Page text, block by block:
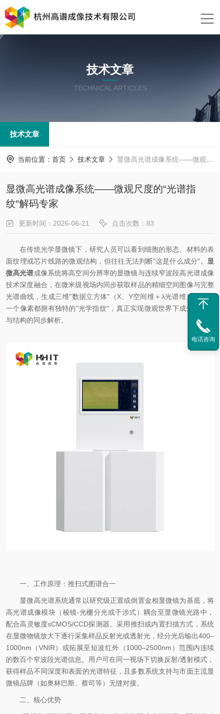
技术文章
TECHNICAL ARTICLES
技术文章
当前位置： 首页 技术文章 显微高光谱成像系统——微观尺度的“光谱指纹“解码专家
显微高光谱成像系统——微观尺度的“光谱指
纹“解码专家
更新时间：2026-06-21 点击次数：83
在传统光学显微镜下，研究人员可以看到细胞的形态、材料的表
面纹理或芯片线路的微观结构，但往往无法判断"这是什么成分"。
显
微高光谱成像系统将高空间分辨率的显微镜与连续窄波段高光谱成像
技术深度融合，在微米级视场内同步获取样品的精细空间图像与完整
光谱曲线，生成三维"数据立方体"（X、Y空间维＋λ光谱维），让每
一个像素都拥有独特的"光学指纹"，真正实现微观世界下成分、分布
与结构的同步解析。
一、工作原理：推扫式图谱合一
显微高光谱系统通常以研究级正置或倒置金相显微镜为基底，将
高光谱成像模块（棱镜-光栅分光或干涉式）耦合至显微镜光路中，
配合高灵敏度sCMOS/CCD探测器。采用推扫或内置扫描方式，系统
在显微物镜放大下逐行采集样品反射光或透射光，经分光后输出400–
1000nm（VNIR）或拓展至短波红外（1000–2500nm）范围内连续
的数百个窄波段光谱信息。用户可在同一视场下切换反射/透射模式，
获得样品不同深度和表面的光谱特征，且多数系统支持与市面主流显
微镜品牌（如奥林巴斯、蔡司等）无缝对接。
二、核心优势
电话咨询